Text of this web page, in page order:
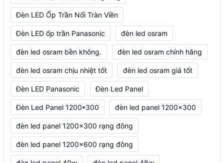
Đèn LED Ốp Trần Nổi Tràn Viền
Đèn LED ốp trần Panasonic đèn led osram
đèn led osram bền không. đèn led osram chính hãng
đèn led osram chịu nhiệt tốt đèn led osram giá tốt
Đèn LED Panasonic Đèn Led Panel
Đèn Led Panel 1200*300 đèn led panel 1200x300
đèn led panel 1200x300 rạng đông
đèn led panel 1200x600 rạng đông